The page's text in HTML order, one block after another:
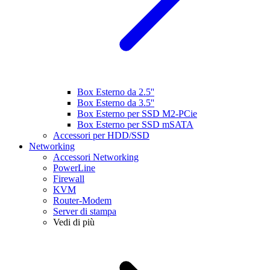
Box Esterno da 2.5''
Box Esterno da 3.5''
Box Esterno per SSD M2-PCie
Box Esterno per SSD mSATA
Accessori per HDD/SSD
Networking
Accessori Networking
PowerLine
Firewall
KVM
Router-Modem
Server di stampa
Vedi di più